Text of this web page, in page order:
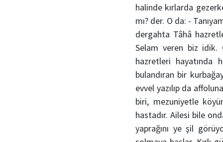
halinde kırlarda
mı? der. O da: -
dergahta Tâhâ
Selam veren biz idik.
hazretleri hayatında
bulandıran bir
evvel yazılıp da
biri, mezuniyetle
hastadır. Ailesi bile
yaprağını ye şil